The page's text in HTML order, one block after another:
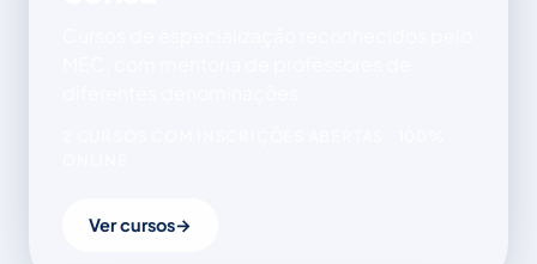
Ver cursos→